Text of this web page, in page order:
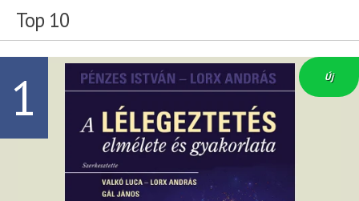
Top 10
Új
1
Akciók
Előkészületben
Hírek